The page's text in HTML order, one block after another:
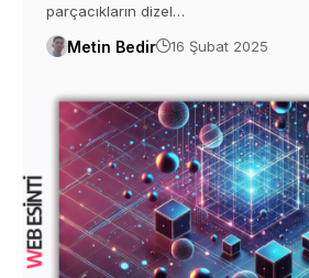
parçacıkların dizel…
Metin Bedir 16 Şubat 2025